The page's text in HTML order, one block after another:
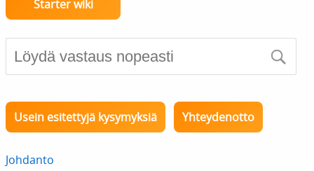
Starter wiki
Usein esitettyjä kysymyksiä Yhteydenotto
Johdanto